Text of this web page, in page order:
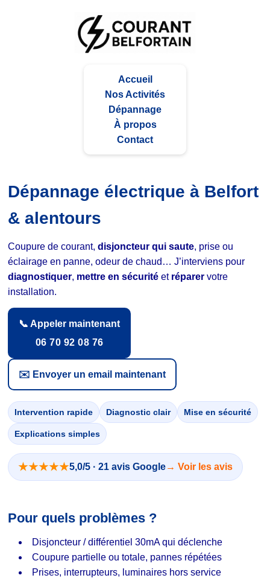
Accueil
Nos Activités
Dépannage
À propos
Contact
Dépannage électrique à Belfort
& alentours
Coupure de courant,disjoncteur qui saute, prise ou
éclairage en panne, odeur de chaud… J’interviens pour
diagnostiquer, mettre en sécurité et réparer votre
installation.
📞 Appeler maintenant
06 70 92 08 76
✉️ Envoyer un email maintenant
Intervention rapide Diagnostic clair Mise en sécurité
Explications simples
★★★★★5,0/5 · 21 avis Google→ Voir les avis
Pour quels problèmes ?
Disjoncteur / différentiel 30mA qui déclenche
Coupure partielle ou totale, pannes répétées
Prises, interrupteurs, luminaires hors service